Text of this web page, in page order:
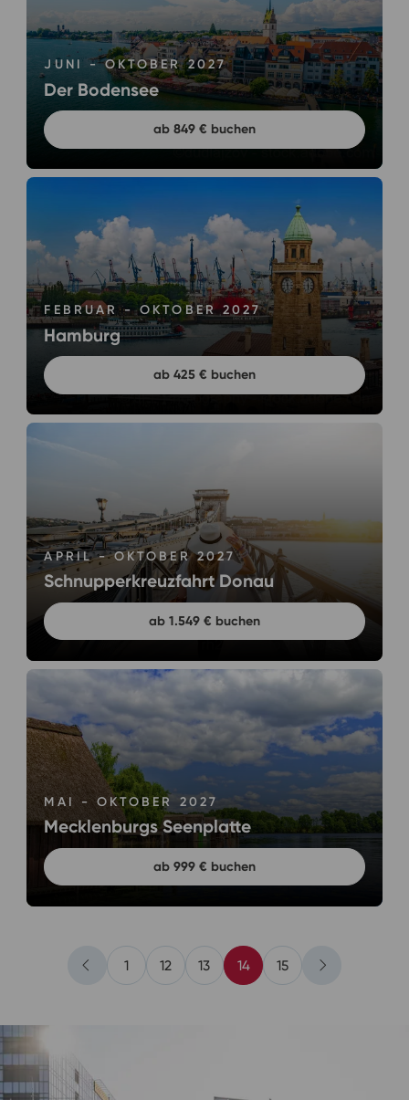
JUNI - OKTOBER 2027
Der Bodensee
ab 849 € buchen
FEBRUAR - OKTOBER 2027
Hamburg
ab 425 € buchen
APRIL - OKTOBER 2027
Schnupperkreuzfahrt Donau
ab 1.549 € buchen
MAI - OKTOBER 2027
Mecklenburgs Seenplatte
ab 999 € buchen
1 12 13 14 15